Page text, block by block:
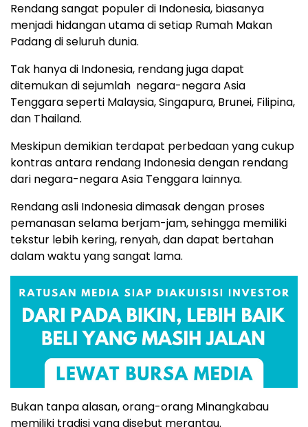
Rendang sangat populer di Indonesia, biasanya
menjadi hidangan utama di setiap Rumah Makan
Padang di seluruh dunia.
Tak hanya di Indonesia, rendang juga dapat
ditemukan di sejumlah negara-negara Asia
Tenggara seperti Malaysia, Singapura, Brunei, Filipina,
dan Thailand.
Meskipun demikian terdapat perbedaan yang cukup
kontras antara rendang Indonesia dengan rendang
dari negara-negara Asia Tenggara lainnya.
Rendang asli Indonesia dimasak dengan proses
pemanasan selama berjam-jam, sehingga memiliki
tekstur lebih kering, renyah, dan dapat bertahan
dalam waktu yang sangat lama.
Bukan tanpa alasan, orang-orang Minangkabau
memiliki tradisi yang disebut merantau.